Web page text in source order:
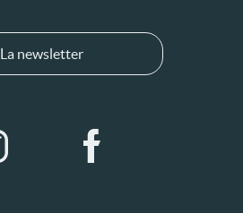
La newsletter